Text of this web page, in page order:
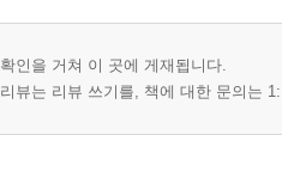
인을 거쳐 이 곳에 게재됩니다.
뷰는 리뷰 쓰기를, 책에 대한 문의는